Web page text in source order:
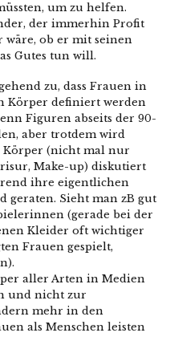
um zu helfen.
der immerhin Profit
ob er mit seinen
Gutes tun will.
zu, dass Frauen in
Körper definiert werden
Figuren abseits der 90-
aber trotdem wird
(nicht mal nur
Make-up) diskutiert
ihre eigentlichen
Sieht man zB gut
(gerade bei der
Kleider oft wichtiger
Frauen gespielt,
aller Arten in Medien
und nicht zur
mehr in den
als Menschen leisten